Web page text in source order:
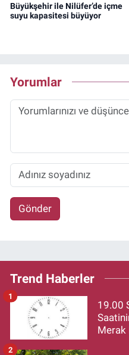
Büyükşehir ile Nilüfer’de içme
suyu kapasitesi büyüyor
Yorumlar
Gönder
Trend Haberler
19.00
Merak
1
2